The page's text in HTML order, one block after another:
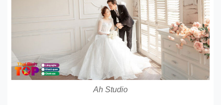
Ah Studio